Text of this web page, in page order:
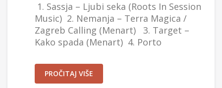
1. Sassja – Ljubi seka (Roots In Session
Music) 2. Nemanja – Terra Magica /
Zagreb Calling (Menart) 3. Target –
Kako spada (Menart) 4. Porto
PROČITAJ VIŠE